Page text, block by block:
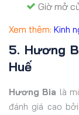
Giờ mở
Xem thêm: Kinh
5. Hương
Huế
Hương Bia là
đánh giá cao